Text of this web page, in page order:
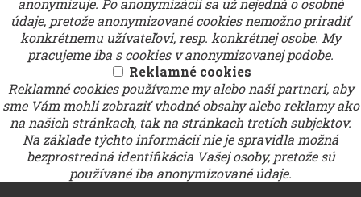
anonymizuje. Po anonymizácii sa už nejedná o osobné
údaje, pretože anonymizované cookies nemožno priradiť
konkrétnemu užívateľovi, resp. konkrétnej osobe. My
pracujeme iba s cookies v anonymizovanej podobe.
Reklamné cookies
Reklamné cookies používame my alebo naši partneri, aby
sme Vám mohli zobraziť vhodné obsahy alebo reklamy ako
na našich stránkach, tak na stránkach tretích subjektov.
Na základe týchto informácií nie je spravidla možná
bezprostredná identifikácia Vašej osoby, pretože sú
používané iba anonymizované údaje.